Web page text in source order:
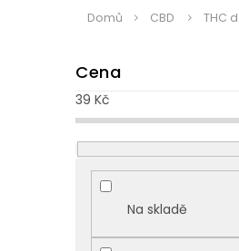
Domů CBD THC
o
s
t
r
a
Cena
39 Kč
Na skladě